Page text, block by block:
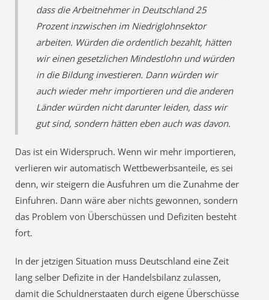
dass die Arbeitnehmer in Deutschland 25
Prozent inzwischen im Niedriglohnsektor
arbeiten. Würden die ordentlich bezahlt, hätten
wir einen gesetzlichen Mindestlohn und würden
in die Bildung investieren. Dann würden wir
auch wieder mehr importieren und die anderen
Länder würden nicht darunter leiden, dass wir
gut sind, sondern hätten eben auch was davon.
Das ist ein Widerspruch. Wenn wir mehr importieren,
verlieren wir automatisch Wettbewerbsanteile, es sei
denn, wir steigern die Ausfuhren um die Zunahme der
Einfuhren. Dann wäre aber nichts gewonnen, sondern
das Problem von Überschüssen und Defiziten besteht
fort.
In der jetzigen Situation muss Deutschland eine Zeit
lang selber Defizite in der Handelsbilanz zulassen,
damit die Schuldnerstaaten durch eigene Überschüsse